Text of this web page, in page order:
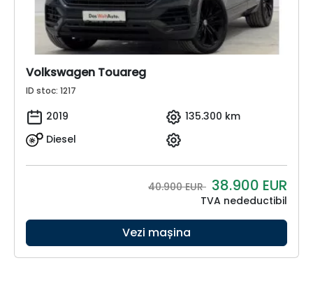
Volkswagen Touareg
ID stoc: 1217
2019
135.300 km
Diesel
40.900 EUR 38.900 EUR
TVA nedeductibil
Vezi mașina